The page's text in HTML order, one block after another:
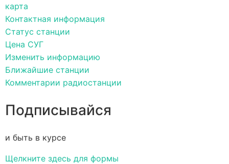
карта
Контактная информация
Статус станции
Цена СУГ
Изменить информацию
Ближайшие станции
Комментарии радиостанции
Подписывайся
и быть в курсе
Щелкните здесь для формы